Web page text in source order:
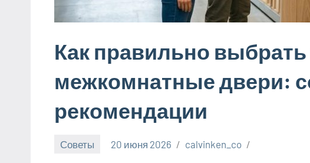
Как правильно выбрать
межкомнатные двери:
рекомендации
Советы 20 июня 2026 calvinken_co